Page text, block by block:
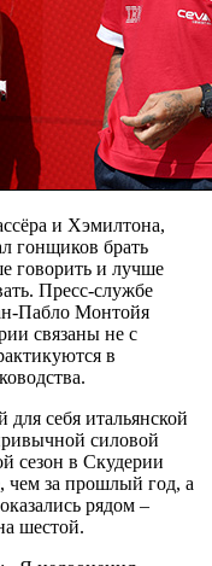
и Хэмилтона,
гонщиков брать
говорить и лучше
Пресс-службе
Пабло Монтойя
связаны не с
в
себя итальянской
силовой
сезон в Скудерии
чем за прошлый год, а
рядом –
шестой.